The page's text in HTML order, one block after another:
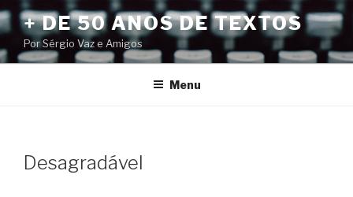
Pular
para
o
conteúdo
+ DE 50 ANOS DE TEXTOS
Por Sérgio Vaz e Amigos
Menu
Desagradável